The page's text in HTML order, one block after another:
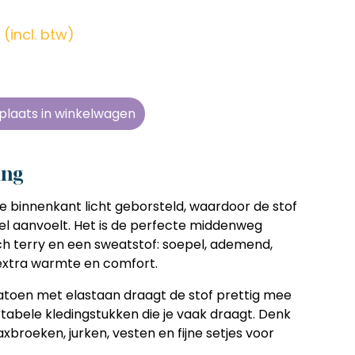
(incl. btw)
plaats in winkelwagen
binnenkant licht geborsteld, waardoor de stof
aanvoelt. Het is de perfecte middenweg
terry en een sweatstof: soepel, ademend,
warmte en comfort.
met elastaan draagt de stof prettig mee
kledingstukken die je vaak draagt. Denk
jurken, vesten en fijne setjes voor
zonder
tijd
en
zonder
tijd
en
zonder
tijd
en
zonder
tijd
en